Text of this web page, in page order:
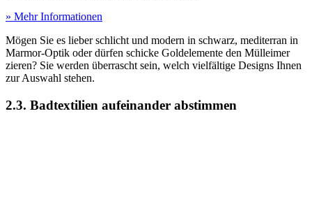
» Mehr Informationen
Mögen Sie es lieber schlicht und modern in schwarz, mediterran in
Marmor-Optik oder dürfen schicke Goldelemente den Mülleimer
zieren? Sie werden überrascht sein, welch vielfältige Designs Ihnen
zur Auswahl stehen.
2.3. Badtextilien aufeinander abstimmen